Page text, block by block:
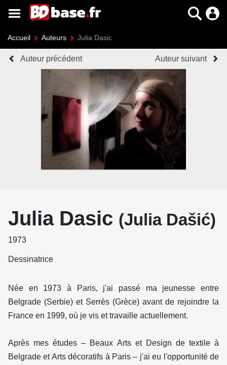
Accueil Auteurs Julia Dasic
Auteur précédent Auteur suivant
Julia Dasic (Julia Dašić)
1973
Dessinatrice
Née en 1973 à Paris, j'ai passé ma jeunesse entre
Belgrade (Serbie) et Serrès (Grèce) avant de rejoindre la
France en 1999, où je vis et travaille actuellement.
Après mes études – Beaux Arts et Design de textile à
Belgrade et Arts décoratifs à Paris – j'ai eu l'opportunité de